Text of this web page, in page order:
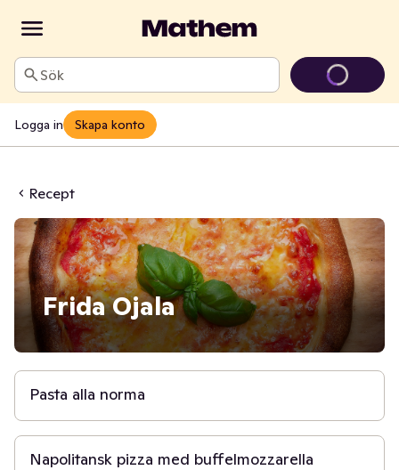
Sök
Logga in Skapa konto
Recept
Frida Ojala
40 min
Pasta alla norma
1 t
Napolitansk pizza med buffelmozzarella